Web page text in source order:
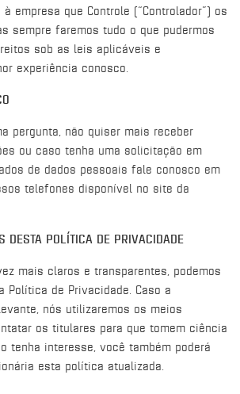
empresa que Controle (“Controlador”) os
sempre faremos tudo o que pudermos
sob as leis aplicáveis e
experiência conosco.
pergunta, não quiser mais receber
ou caso tenha uma solicitação em
de dados pessoais fale conosco em
telefones disponível no site da
DESTA POLÍTICA DE PRIVACIDADE
mais claros e transparentes, podemos
Política de Privacidade. Caso a
nós utilizaremos os meios
os titulares para que tomem ciência
tenha interesse, você também poderá
esta política atualizada.